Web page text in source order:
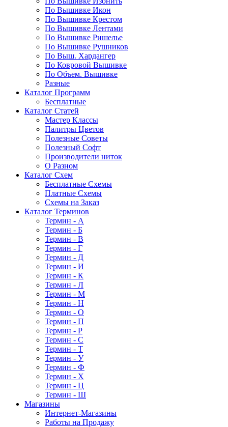
По Вышивке Икон
По Вышивке Крестом
По Вышивке Лентами
По Вышивке Ришелье
По Вышивке Рушников
По Выш. Хардангер
По Ковровой Вышивке
По Объем. Вышивке
Разные
Каталог Программ
Бесплатные
Каталог Статей
Мастер Классы
Палитры Цветов
Полезные Советы
Полезный Софт
Производители ниток
О Разном
Каталог Схем
Бесплатные Схемы
Платные Схемы
Схемы на Заказ
Каталог Терминов
Термин - А
Термин - Б
Термин - В
Термин - Г
Термин - Д
Термин - И
Термин - К
Термин - Л
Термин - М
Термин - Н
Термин - О
Термин - П
Термин - Р
Термин - С
Термин - Т
Термин - У
Термин - Ф
Термин - Х
Термин - Ц
Термин - Ш
Магазины
Интернет-Магазины
Работы на Продажу